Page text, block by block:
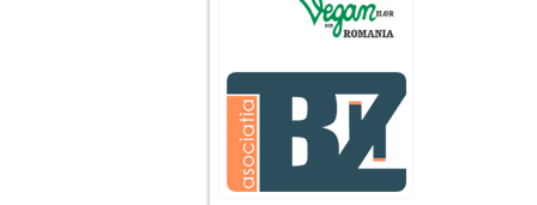
profesionala, cand ea
era mica am neglijat-
agresiva, orice
greseala era taxata cu
o palma sau pedepse.
De 4 ani am o relatie
serioasa cu un barbat